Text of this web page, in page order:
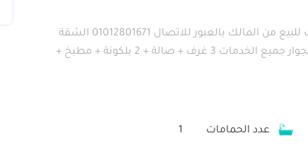
شقة للبيع من المالك بالعبور الحي الأول الشقة 3 غرف للبيع من المالك بالعبور للاتصال 01012801671 الشقة
بمساكن الجهاز بالحي الأول تنازل رسمي شهر عقاري بجوار جميع الخدمات 3 غرف + صالة + 2 بلكونة + مطبخ +
عدد الحمامات 1